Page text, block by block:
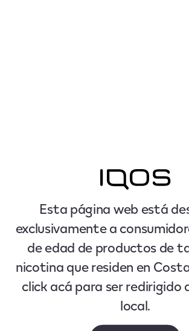
Esta página web está
exclusivamente a
de edad de productos de
nicotina que residen en
click acá para ser redirigido
local.